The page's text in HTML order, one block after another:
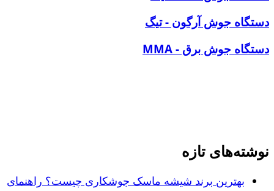
دستگاه جوش آرگون - تیگ
دستگاه جوش برق - MMA
نوشته‌های تازه
بهترین برند شیشه ماسک جوشکاری چیست؟ راهنمای